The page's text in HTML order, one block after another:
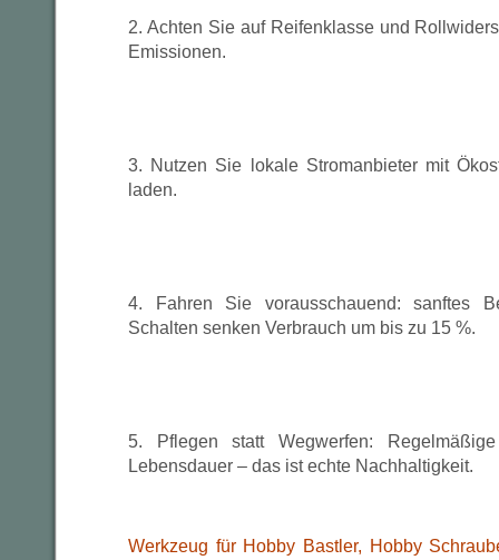
2. Achten Sie auf Reifenklasse und
Emissionen.
3. Nutzen Sie lokale Stromanbieter mit
laden.
4. Fahren Sie vorausschauend: sanftes
Schalten senken Verbrauch um bis zu 15 %.
5. Pflegen statt Wegwerfen:
Lebensdauer – das ist echte Nachhaltigkeit.
Werkzeug für Hobby Bastler, Hobby